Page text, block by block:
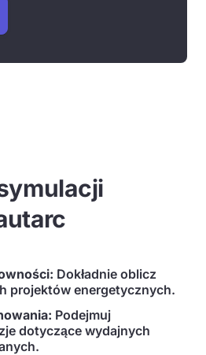
Dokładnie oblicz
projektów energetycznych.
Podejmuj
dotyczące wydajnych